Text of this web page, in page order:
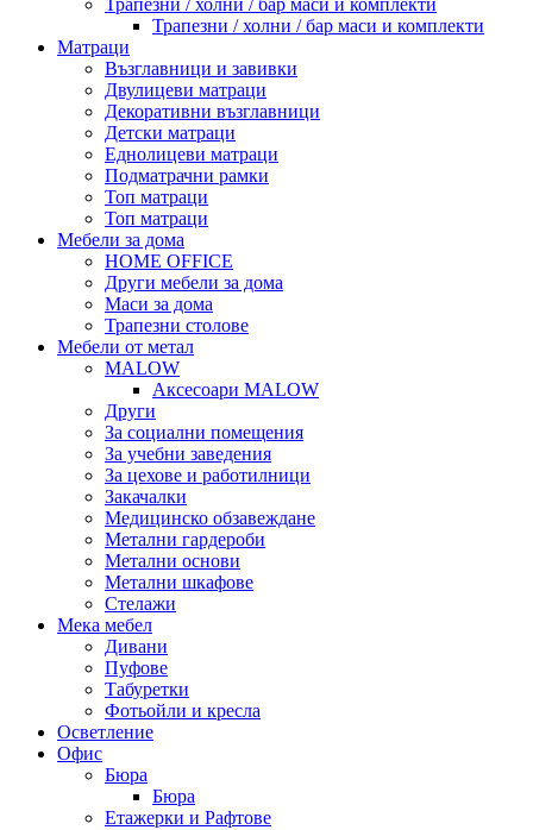
Трапезни / холни / бар маси и комплекти
Трапезни / холни / бар маси и комплекти
Матраци
Възглавници и завивки
Двулицеви матраци
Декоративни възглавници
Детски матраци
Еднолицеви матраци
Подматрачни рамки
Топ матраци
Топ матраци
Мебели за дома
HOME OFFICE
Други мебели за дома
Маси за дома
Трапезни столове
Мебели от метал
MALOW
Аксесоари MALOW
Други
За социални помещения
За учебни заведения
За цехове и работилници
Закачалки
Медицинско обзавеждане
Метални гардероби
Метални основи
Метални шкафове
Стелажи
Мека мебел
Дивани
Пуфове
Табуретки
Фотьойли и кресла
Осветление
Офис
Бюра
Бюра
Етажерки и Рафтове